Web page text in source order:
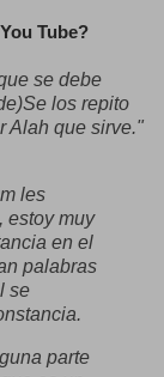
Tube?
se debe
los repito
Alah que sirve."
les
estoy muy
en el
palabras
se
parte